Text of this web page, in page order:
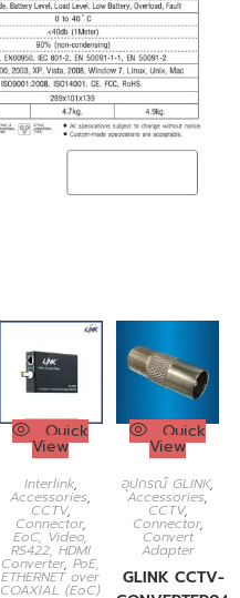
Quick
View
Interlink,
Accessories,
CCTV,
Connector,
EoC, Video,
RS422, HDMI
Converter,PoE,
ETHERNET over
COAXIAL (EoC)
Quick
View
อุปกรณ์ GLINK,
Accessories,
CCTV,
Connector,
Convert
Adapter
GLINK CCTV-